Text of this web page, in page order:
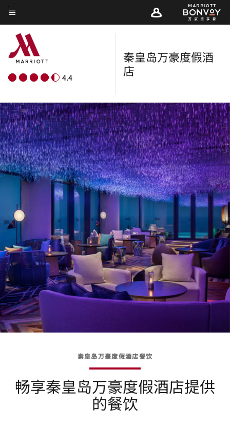
Skip
to
main
content
菜单文本
4.4
秦皇岛万豪度假酒
店
秦皇岛万豪度假酒店餐饮
畅享秦皇岛万豪度假酒店提供
的餐饮